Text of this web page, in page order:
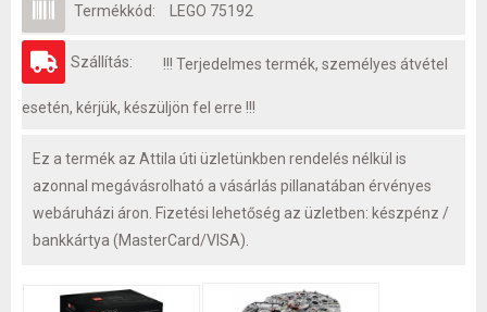
Termékkód: LEGO 75192
Szállítás: !!! Terjedelmes termék, személyes átvétel
esetén, kérjük, készüljön fel erre !!!
Ez a termék az Attila úti üzletünkben rendelés nélkül is
azonnal megávásrolható a vásárlás pillanatában érvényes
webáruházi áron. Fizetési lehetőség az üzletben: készpénz /
bankkártya (MasterCard/VISA).